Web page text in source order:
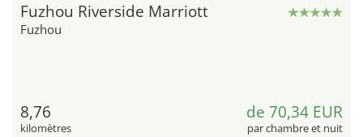
Fuzhou Riverside Marriott
Fuzhou
8,76
kilomètres
de 70,34 EUR
par chambre et nuit